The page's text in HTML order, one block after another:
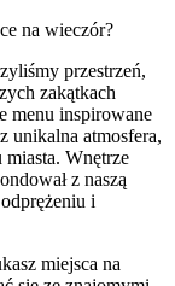
na wieczór?
przestrzeń,
zakątkach
menu inspirowane
unikalna atmosfera,
miasta. Wnętrze
z naszą
i
miejsca na